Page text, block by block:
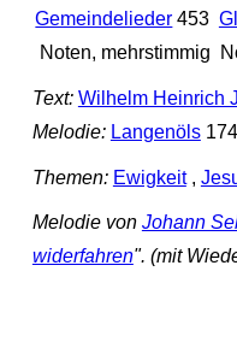
Gemeindelieder 453
Noten, mehrstimmig
Text: Wilhelm Heinrich
Melodie: Langenöls
Themen: Ewigkeit,
Melodie von Johann
widerfahren". (mit